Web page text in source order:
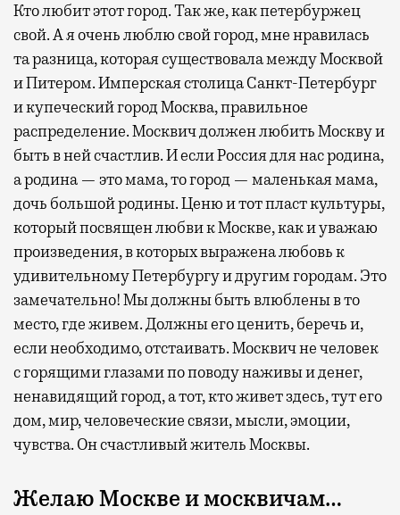
Кто любит этот город. Так же, как петербуржец
свой. А я очень люблю свой город, мне нравилась
та разница, которая существовала между Москвой
и Питером. Имперская столица Санкт-Петербург
и купеческий город Москва, правильное
распределение. Москвич должен любить Москву и
быть в ней счастлив. И если Россия для нас родина,
а родина — это мама, то город — маленькая мама,
дочь большой родины. Ценю и тот пласт культуры,
который посвящен любви к Москве, как и уважаю
произведения, в которых выражена любовь к
удивительному Петербургу и другим городам. Это
замечательно! Мы должны быть влюблены в то
место, где живем. Должны его ценить, беречь и,
если необходимо, отстаивать. Москвич не человек
с горящими глазами по поводу наживы и денег,
ненавидящий город, а тот, кто живет здесь, тут его
дом, мир, человеческие связи, мысли, эмоции,
чувства. Он счастливый житель Москвы.
Желаю Москве и москвичам…